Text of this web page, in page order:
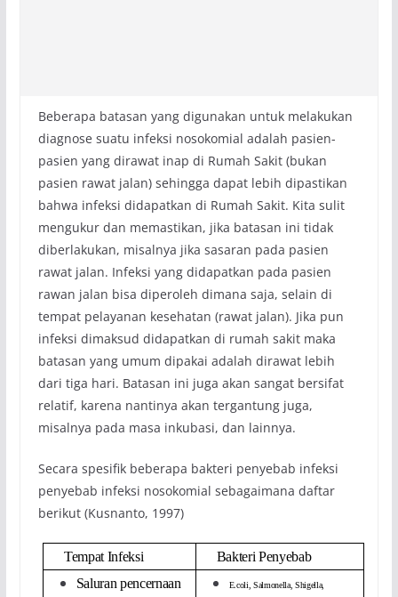
Beberapa batasan yang digunakan untuk melakukan
diagnose suatu infeksi nosokomial adalah pasien-
pasien yang dirawat inap di Rumah Sakit (bukan
pasien rawat jalan) sehingga dapat lebih dipastikan
bahwa infeksi didapatkan di Rumah Sakit. Kita sulit
mengukur dan memastikan, jika batasan ini tidak
diberlakukan, misalnya jika sasaran pada pasien
rawat jalan. Infeksi yang didapatkan pada pasien
rawan jalan bisa diperoleh dimana saja, selain di
tempat pelayanan kesehatan (rawat jalan). Jika pun
infeksi dimaksud didapatkan di rumah sakit maka
batasan yang umum dipakai adalah dirawat lebih
dari tiga hari. Batasan ini juga akan sangat bersifat
relatif, karena nantinya akan tergantung juga,
misalnya pada masa inkubasi, dan lainnya.
Secara spesifik beberapa bakteri penyebab infeksi
penyebab infeksi nosokomial sebagaimana daftar
berikut (Kusnanto, 1997)
Tempat Infeksi
Bakteri Penyebab
Saluran pencernaan
E.coli, Salmonella, Shigella,